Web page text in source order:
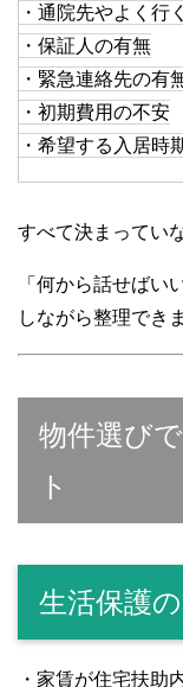
・通院先やよく行
・保証人の有無
・緊急連絡先の有
・初期費用の不安
・希望する入居時
すべて決まってい
「何から話せばい
しながら整理でき
物件選び
ト
生活保護
・家賃が住宅扶助